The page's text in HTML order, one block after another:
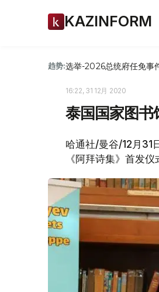
KAZINFORM
趋势:选举-2026总统府任免事
16:22, 31 12月 2020
泰国国家图书
哈通社/曼谷/12月
《阿拜诗集》首发仪